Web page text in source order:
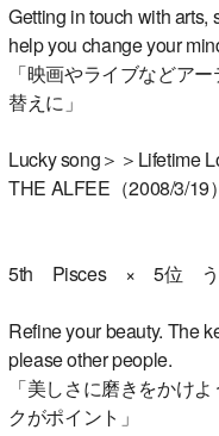
Getting in touch with
help you change your
「映画やライブなどア
替えに」
Lucky song＞＞Lifetime
THE ALFEE（2008/3/19）
5th Pisces × 5位 う
Refine your beauty. The
please other people.
「美しさに磨きをかけ
クがポイント」